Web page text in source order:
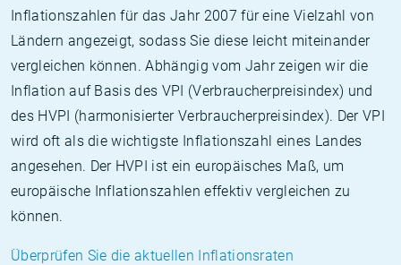
Inflationszahlen für das Jahr 2007 für eine Vielzahl von
Ländern angezeigt, sodass Sie diese leicht miteinander
vergleichen können. Abhängig vom Jahr zeigen wir die
Inflation auf Basis des VPI (Verbraucherpreisindex) und
des HVPI (harmonisierter Verbraucherpreisindex). Der VPI
wird oft als die wichtigste Inflationszahl eines Landes
angesehen. Der HVPI ist ein europäisches Maß, um
europäische Inflationszahlen effektiv vergleichen zu
können.
Überprüfen Sie die aktuellen Inflationsraten